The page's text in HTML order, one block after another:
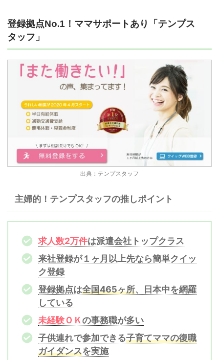
登録拠点No.1！ママサポートあり「テンプス
タッフ」
出典：テンプスタッフ
主婦的！テンプスタッフの推しポイント
求人数2万件は派遣会社トップクラス
来社登録が１ヶ月以上先なら簡単クイッ
ク登録
登録拠点は全国465ヶ所、日本中を網羅
している
未経験ＯＫの事務職が多い
子供連れで参加できる子育てママの復職
ガイダンスを実施